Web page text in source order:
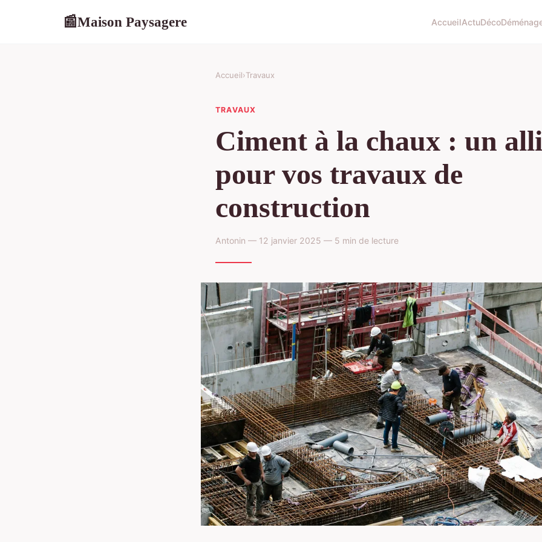
📰Maison Paysagere AccueilActuDéco
Accueil›Travaux
TRAVAUX
Ciment à la chaux : un
pour vos travaux de
construction
Antonin — 12 janvier 2025 — 5 min de lecture